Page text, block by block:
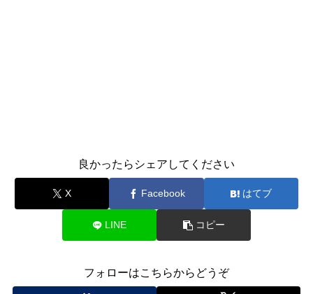
良かったらシェアしてください
X Facebook はてブ
LINE コピー
フォローはこちらからどうぞ